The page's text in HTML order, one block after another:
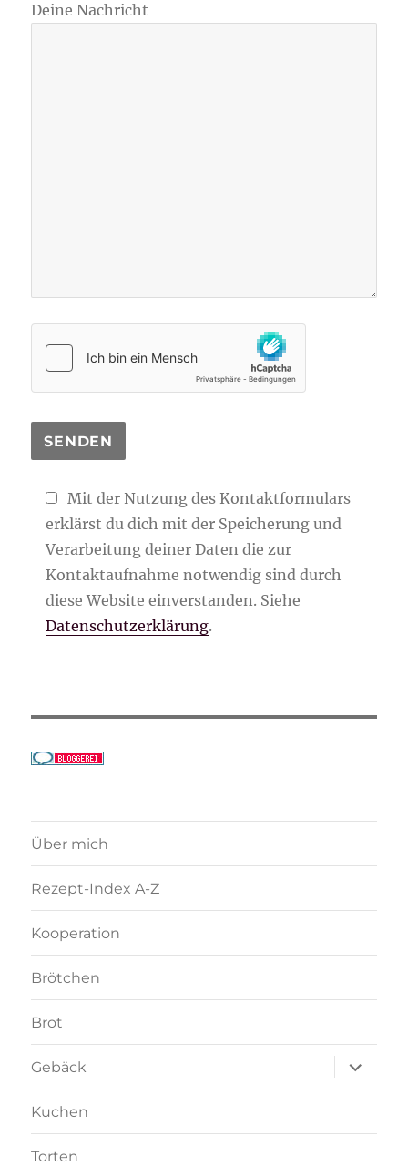
Deine Nachricht
Mit der Nutzung des Kontaktformulars
erklärst du dich mit der Speicherung und
Verarbeitung deiner Daten die zur
Kontaktaufnahme notwendig sind durch
diese Website einverstanden. Siehe
Datenschutzerklärung.
Über mich
Rezept-Index A-Z
Kooperation
Brötchen
Brot
Gebäck
anzeigen
Kuchen
Torten